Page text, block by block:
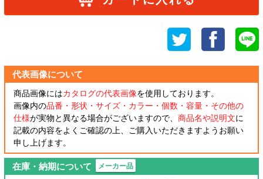
代表画像について
商品画像にはカタログの代表画像を使用しております。
画像内の品番・形状・サイズ・カラー・個数・容量・その他の
仕様が実物と異なる場合がございますので、 商品名や説明文に
記載の内容をよくご確認の上、ご購入いただきますようお願い
申し上げます。
在庫・納期について メーカー品